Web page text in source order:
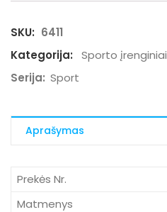
SKU: 6411
Kategorija:
Sporto įrenginiai
Serija: Sport
Aprašymas
Prekės Nr.
Matmenys